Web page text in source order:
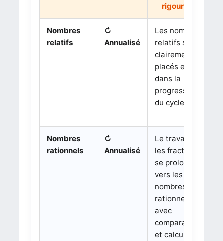
rigoureux
Nombres
relatifs
↻
Annualisé
Les nombres
relatifs sont
clairement
placés en 5
dans la
progression
du cycle 4.
Nombres
rationnels
↻
Annualisé
Le travail sur
les fractions
se prolonge
vers les
nombres
rationnels,
avec
comparaison
et calculs